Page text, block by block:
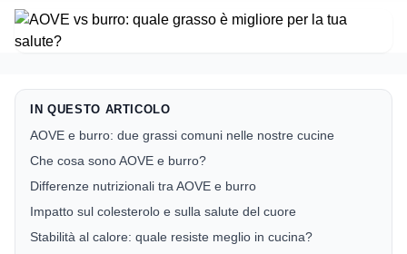
IN QUESTO ARTICOLO
AOVE e burro: due grassi comuni nelle nostre cucine
Che cosa sono AOVE e burro?
Differenze nutrizionali tra AOVE e burro
Impatto sul colesterolo e sulla salute del cuore
Stabilità al calore: quale resiste meglio in cucina?